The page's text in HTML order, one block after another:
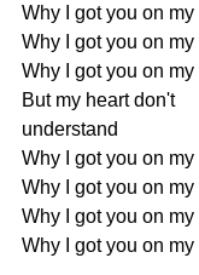
Why
got you on my
Why
got you on my
Why
got you on my
But my heart don't
understand
Why
got you on my
Why
got you on my
Why
got you on my
Why
got you on my